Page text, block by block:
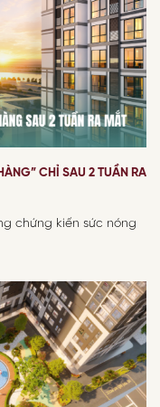
CHỈ SAU 2 TUẦN RA
chứng kiến sức nóng